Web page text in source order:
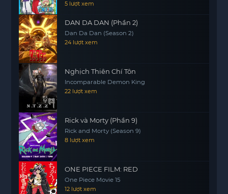
Bouken, One Piece: Nejimaki Shima no
5 lượt xem
DAN DA DAN (Phần 2)
Dan Da Dan (Season 2)
24 lượt xem
Nghịch Thiên Chí Tôn
Incomparable Demon King
22 lượt xem
Rick và Morty (Phần 9)
Rick and Morty (Season 9)
8 lượt xem
ONE PIECE FILM: RED
One Piece Movie 15
12 lượt xem